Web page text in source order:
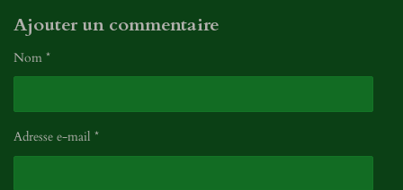
Ajouter un commentaire
Nom *
Adresse e-mail *